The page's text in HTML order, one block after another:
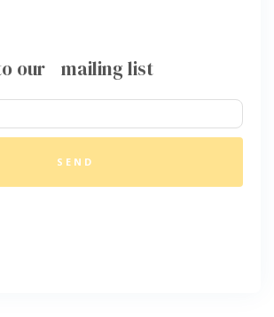
our mailing list
SEND